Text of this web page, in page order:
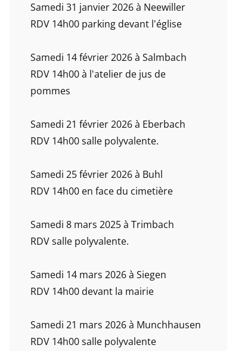
Samedi 31 janvier 2026 à Neewiller
RDV 14h00 parking devant l'église
Samedi 14 février 2026 à Salmbach
RDV 14h00 à l'atelier de jus de
pommes
Samedi 21 février 2026 à Eberbach
RDV 14h00 salle polyvalente.
Samedi 25 février 2026 à Buhl
RDV 14h00 en face du cimetière
Samedi 8 mars 2025 à Trimbach
RDV salle polyvalente.
Samedi 14 mars 2026 à Siegen
RDV 14h00 devant la mairie
Samedi 21 mars 2026 à Munchhausen
RDV 14h00 salle polyvalente